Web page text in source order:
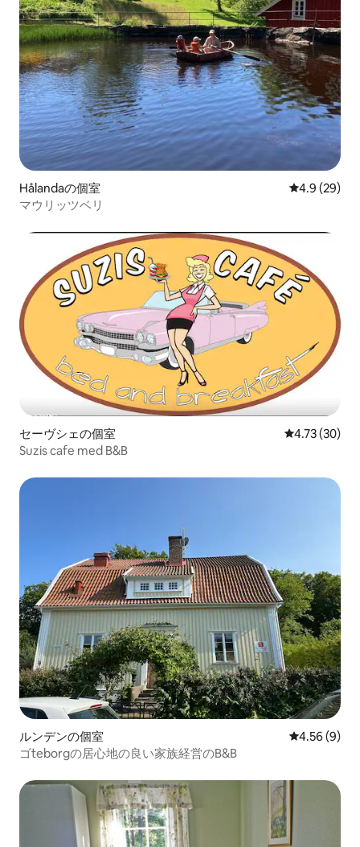
Hålandaの個室 レビュー29
4.9 (29)
マウリッツベリ
セーヴシェの個室 レビュー30
4.73 (30)
Suzis cafe med B&B
ルンデンの個室 レビュー9
4.56 (9)
ゴteborgの居心地の良い家族経営のB&B